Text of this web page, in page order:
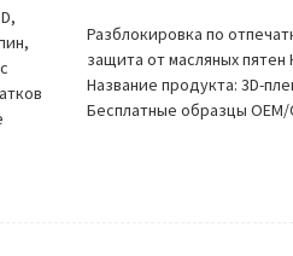
Разблокировка по
защита от масляных пятен
Название продукта: 3D-
Бесплатные образцы